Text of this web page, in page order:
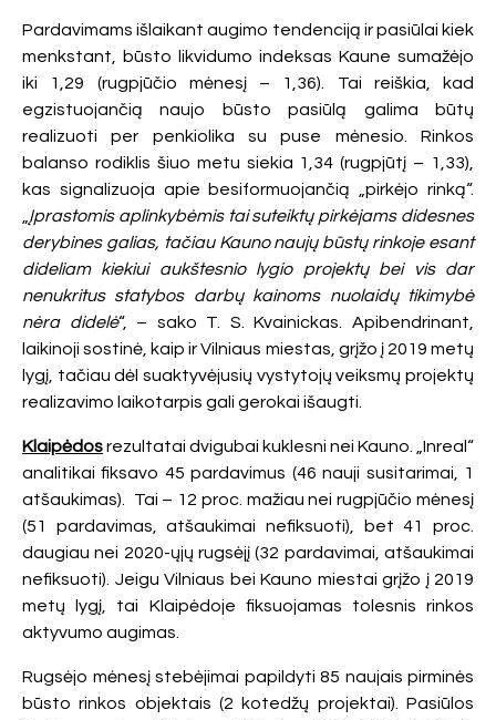
Pardavimams išlaikant augimo tendenciją ir pasiūlai kiek
menkstant, būsto likvidumo indeksas Kaune sumažėjo
iki 1,29 (rugpjūčio mėnesį – 1,36). Tai reiškia, kad
egzistuojančią naujo būsto pasiūlą galima būtų
realizuoti per penkiolika su puse mėnesio. Rinkos
balanso rodiklis šiuo metu siekia 1,34 (rugpjūtį – 1,33),
kas signalizuoja apie besiformuojančią „pirkėjo rinką“.
Įprastomis aplinkybėmis tai suteiktų pirkėjams didesnes
derybines galias, tačiau Kauno naujų būstų rinkoje esant
dideliam kiekiui aukštesnio lygio projektų bei vis dar
nenukritus statybos darbų kainoms nuolaidų tikimybė
nėra didelė“, – sako T. S. Kvainickas. Apibendrinant,
laikinoji sostinė, kaip ir Vilniaus miestas, grįžo į 2019 metų
lygį, tačiau dėl suaktyvėjusių vystytojų veiksmų projektų
realizavimo laikotarpis gali gerokai išaugti.
Klaipėdosrezultatai dvigubai kuklesni nei Kauno. „Inreal“
analitikai fiksavo 45 pardavimus (46 nauji susitarimai, 1
atšaukimas). Tai – 12 proc. mažiau nei rugpjūčio mėnesį
(51 pardavimas, atšaukimai nefiksuoti), bet 41 proc.
daugiau nei 2020-ųjų rugsėjį (32 pardavimai, atšaukimai
nefiksuoti). Jeigu Vilniaus bei Kauno miestai grįžo į 2019
metų lygį, tai Klaipėdoje fiksuojamas tolesnis rinkos
aktyvumo augimas.
Rugsėjo mėnesį stebėjimai papildyti 85 naujais pirminės
būsto rinkos objektais (2 kotedžų projektai). Pasiūlos